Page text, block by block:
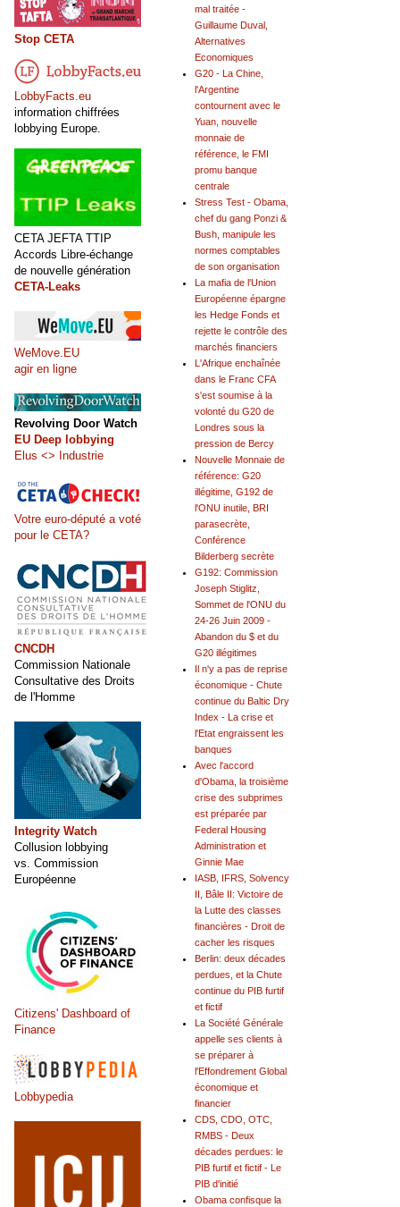
mal traitée -
Guillaume Duval,
Alternatives
Economiques
G20 - La Chine,
l'Argentine
contournent avec le
Yuan, nouvelle
monnaie de
référence, le FMI
promu banque
centrale
Stress Test - Obama,
chef du gang Ponzi &
Bush, manipule les
normes comptables
de son organisation
La mafia de l'Union
Européenne épargne
les Hedge Fonds et
rejette le contrôle des
marchés financiers
L'Afrique enchaînée
dans le Franc CFA
s'est soumise à la
volonté du G20 de
Londres sous la
pression de Bercy
Nouvelle Monnaie de
référence: G20
illégitime, G192 de
l'ONU inutile, BRI
parasecrète,
Conférence
Bilderberg secrète
G192: Commission
Joseph Stiglitz,
Sommet de l'ONU du
24-26 Juin 2009 -
Abandon du $ et du
G20 illégitimes
Il n'y a pas de reprise
économique - Chute
continue du Baltic Dry
Index - La crise et
l'Etat engraissent les
banques
Avec l'accord
d'Obama, la troisième
crise des subprimes
est préparée par
Federal Housing
Administration et
Ginnie Mae
IASB, IFRS, Solvency
II, Bâle II: Victoire de
la Lutte des classes
financières - Droit de
cacher les risques
Berlin: deux décades
perdues, et la Chute
continue du PIB furtif
et fictif
La Société Générale
appelle ses clients à
se préparer à
l'Effondrement Global
économique et
financier
CDS, CDO, OTC,
RMBS - Deux
décades perdues: le
PIB furtif et fictif - Le
PIB d'initié
Obama confisque la
Stop CETA
LobbyFacts.eu
information chiffrées
lobbying Europe.
CETA JEFTA TTIP
Accords Libre-échange
de nouvelle génération
CETA-Leaks
WeMove.EU
agir en ligne
Revolving Door Watch
EU Deep lobbying
Elus <> Industrie
Votre euro-député a voté
pour le CETA?
CNCDH
Commission Nationale
Consultative des Droits
de l'Homme
Integrity Watch
Collusion lobbying
vs. Commission
Européenne
Citizens' Dashboard of
Finance
Lobbypedia